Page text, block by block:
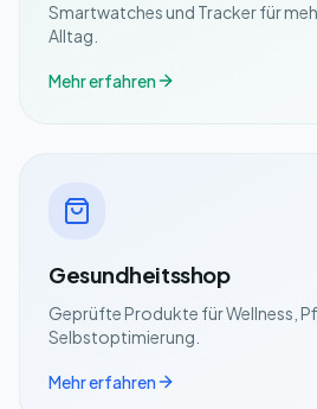
Smartwatches und Tracker für
Alltag.
Mehr erfahren
Gesundheitsshop
Geprüfte Produkte für Wellness,
Selbstoptimierung.
Mehr erfahren